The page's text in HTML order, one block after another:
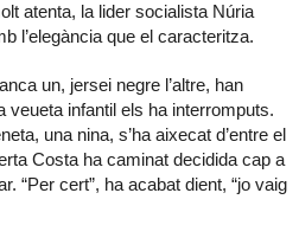
atenta, la lider socialista Núria
l’elegància que el caracteritza.
un, jersei negre l’altre, han
veueta infantil els ha interromputs.
una nina, s’ha aixecat d’entre el
Costa ha caminat decidida cap a
“Per cert”, ha acabat dient, “jo vaig